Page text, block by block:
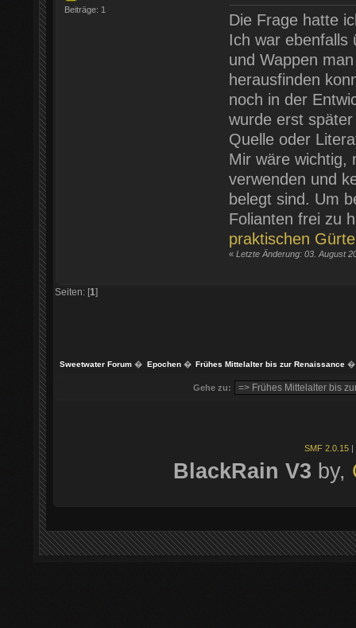
Beiträge: 1
Die Frage hatte
Ich war ebenfalls
und Wappen
herausfinden
noch in der
wurde erst
Quelle oder
Mir wäre wichtig,
verwenden und
belegt sind. Um
Folianten frei zu
praktischen
« Letzte Änderung: 03. August
Seiten: [1]
Sweetwater Forum � Epochen� Frühes Mittelalter bis zur Renaissance�
Gehe zu:
SMF 2.0.15 |
BlackRain V3 by,